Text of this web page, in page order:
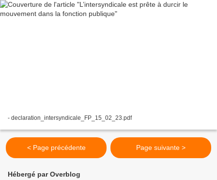
- declaration_intersyndicale_FP_15_02_23.pdf
< Page précédente Page suivante >
Hébergé par Overblog